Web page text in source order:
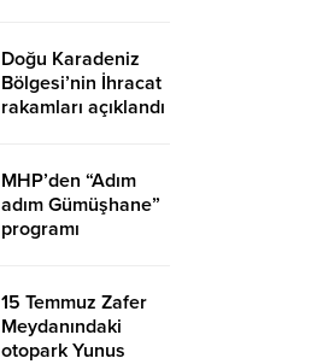
Doğu Karadeniz
Bölgesi’nin İhracat
rakamları açıklandı
MHP’den “Adım
adım Gümüşhane”
programı
15 Temmuz Zafer
Meydanındaki
otopark Yunus